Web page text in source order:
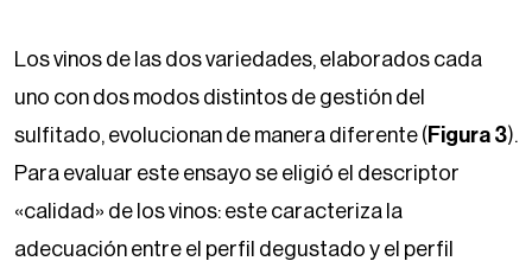
Los vinos de las dos variedades, elaborados cada
uno con dos modos distintos de gestión del
sulfitado, evolucionan de manera diferente ( Figura 3).
Para evaluar este ensayo se eligió el descriptor
«calidad» de los vinos: este caracteriza la
adecuación entre el perfil degustado y el perfil